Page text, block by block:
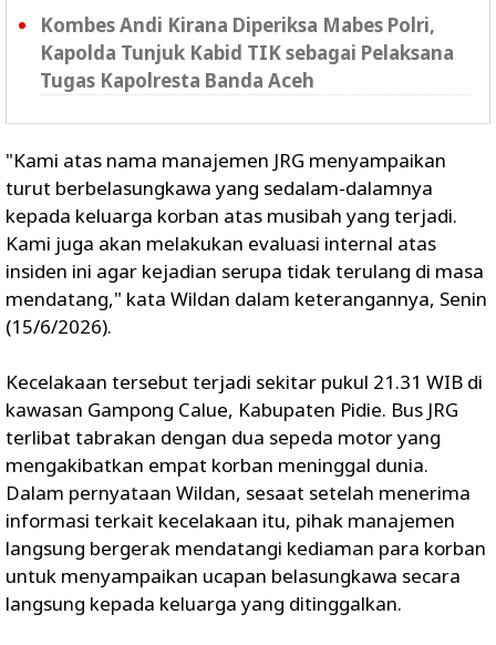
Kombes Andi Kirana Diperiksa Mabes Polri,
Kapolda Tunjuk Kabid TIK sebagai Pelaksana
Tugas Kapolresta Banda Aceh
"Kami atas nama manajemen JRG menyampaikan
turut berbelasungkawa yang sedalam-dalamnya
kepada keluarga korban atas musibah yang terjadi.
Kami juga akan melakukan evaluasi internal atas
insiden ini agar kejadian serupa tidak terulang di masa
mendatang," kata Wildan dalam keterangannya, Senin
(15/6/2026).
Kecelakaan tersebut terjadi sekitar pukul 21.31 WIB di
kawasan Gampong Calue, Kabupaten Pidie. Bus JRG
terlibat tabrakan dengan dua sepeda motor yang
mengakibatkan empat korban meninggal dunia.
Dalam pernyataan Wildan, sesaat setelah menerima
informasi terkait kecelakaan itu, pihak manajemen
langsung bergerak mendatangi kediaman para korban
untuk menyampaikan ucapan belasungkawa secara
langsung kepada keluarga yang ditinggalkan.